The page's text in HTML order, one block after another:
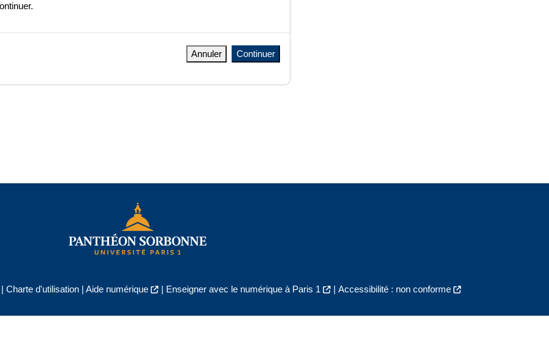
Annuler Continuer
Charte d'utilisation| Aide numérique | Enseigner avec le numérique à Paris 1 | Accessibilité : non conforme